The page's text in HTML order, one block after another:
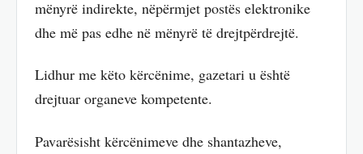
mënyrë indirekte, nëpërmjet postës elektronike
dhe më pas edhe në mënyrë të drejtpërdrejtë.
Lidhur me këto kërcënime, gazetari u është
drejtuar organeve kompetente.
Pavarësisht kërcënimeve dhe shantazheve,